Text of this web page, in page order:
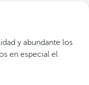
y abundante los
el